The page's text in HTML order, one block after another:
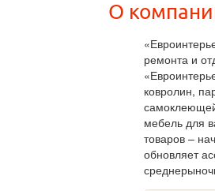
О
ремонта и
ковролин,
мебель для
товаров –
обновляет